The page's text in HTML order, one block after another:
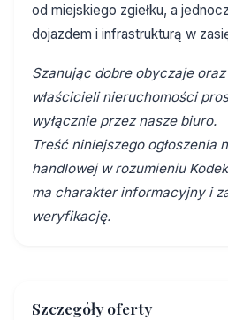
od miejskiego zgiełku, a
dojazdem i infrastrukturą w
Szanując dobre obyczaje
właścicieli nieruchomości
wyłącznie przez nasze biuro.
Treść niniejszego ogłoszenia
handlowej w rozumieniu
ma charakter informacyjny i
weryfikację.
Szczegóły oferty